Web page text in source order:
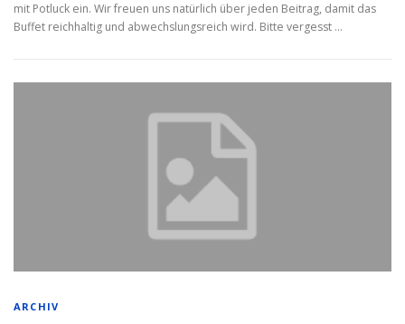
mit Potluck ein. Wir freuen uns natürlich über jeden Beitrag, damit das
Buffet reichhaltig und abwechslungsreich wird. Bitte vergesst …
ARCHIV